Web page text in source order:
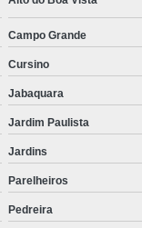
Campo Grande
Cursino
Jabaquara
Jardim Paulista
Jardins
Parelheiros
Pedreira